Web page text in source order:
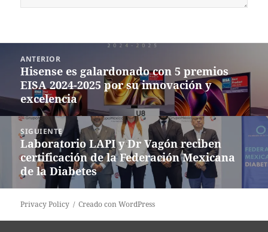
entradas
ANTERIOR
Entrada
anterior:
Hisense es galardonado con 5 premios
EISA 2024-2025 por su innovación y
excelencia
SIGUIENTE
Siguiente
entrada:
Laboratorio LAPI y Dr Vagón reciben
certificación de la Federación Mexicana
de la Diabetes
Privacy Policy Creado con WordPress